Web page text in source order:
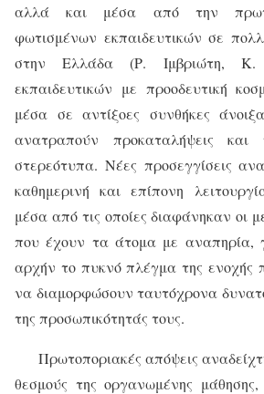
αλλά και μέσα από την
φωτισμένων εκπαιδευτικών σε
στην Ελλάδα (Ρ. Ιμβριώτη, Κ.
εκπαιδευτικών με προοδευτική
μέσα σε αντίξοες συνθήκες
ανατραπούν προκαταλήψεις και
στερεότυπα. Νέες προσεγγίσεις
καθημερινή και επίπονη
μέσα από τις οποίες διαφάνηκαν οι
που έχουν τα άτομα με αναπηρία,
αρχήν το πυκνό πλέγμα της ενοχής
να διαμορφώσουν ταυτόχρονα
της προσωπικότητάς τους.
Πρωτοποριακές απόψεις
θεσμούς της οργανωμένης